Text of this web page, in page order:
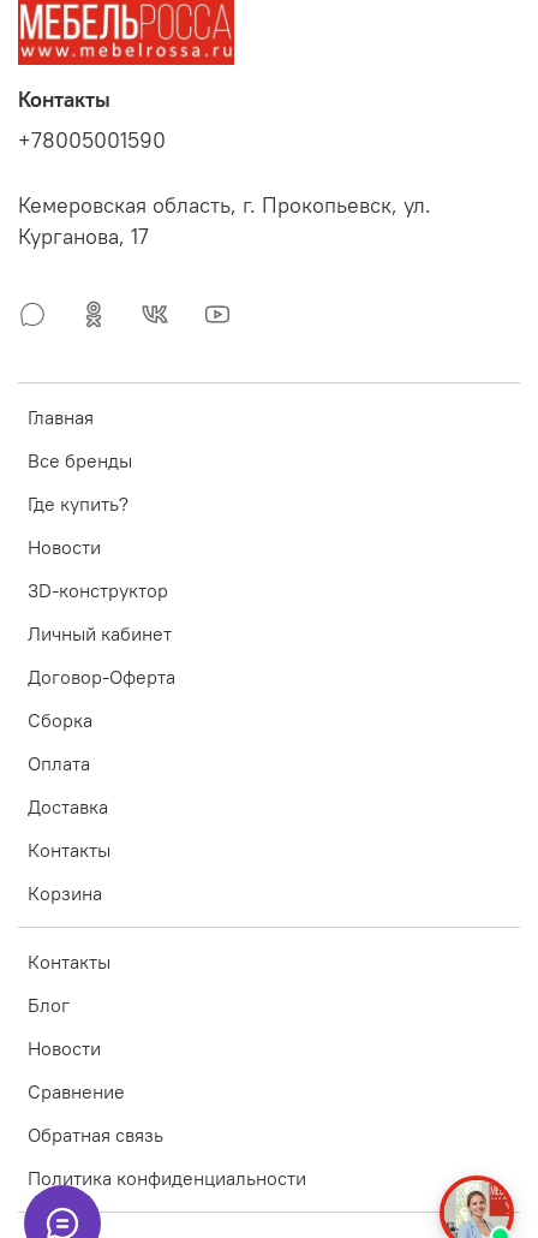
Главная
Все бренды
Где купить?
Новости
3D-конструктор
Личный кабинет
Договор-Оферта
Сборка
Оплата
Доставка
Контакты
Корзина
Контакты
Блог
Новости
Сравнение
Обратная связь
Политика конфиденциальности
Контакты
+78005001590
Кемеровская область, г. Прокопьевск, ул.
Курганова, 17